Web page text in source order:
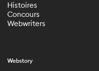
Histoires
Concours
Webwriters
Webstory